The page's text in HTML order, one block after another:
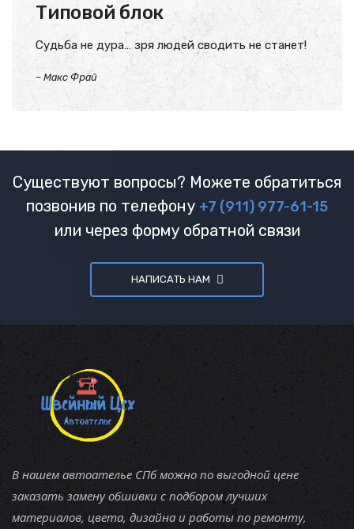
Типовой блок
Судьба не дура… зря людей сводить не станет!
– Макс Фрай
Существуют вопросы? Можете обратиться
позвонив по телефону +7 (911) 977-61-15
или через форму обратной связи
НАПИСАТЬ НАМ
В нашем автоателье СПб можно по выгодной цене
заказать замену обшивки с подбором лучших
материалов, цвета, дизайна и работы по ремонту,